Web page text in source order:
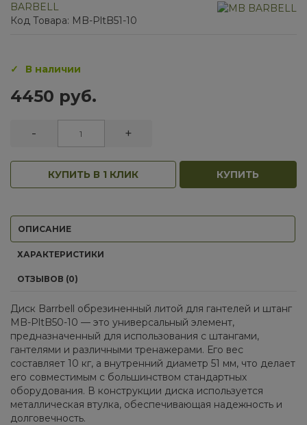
BARBELL
Код Товара: MB-PltB51-10
В наличии
4450 руб.
- +
КУПИТЬ В 1 КЛИК КУПИТЬ
ОПИСАНИЕ
ХАРАКТЕРИСТИКИ
ОТЗЫВОВ (0)
Диск Barrbell обрезиненный литой для гантелей и штанг
MB-PltB50-10 — это универсальный элемент,
предназначенный для использования с штангами,
гантелями и различными тренажерами. Его вес
составляет 10 кг, а внутренний диаметр 51 мм, что делает
его совместимым с большинством стандартных
оборудования. В конструкции диска используется
металлическая втулка, обеспечивающая надежность и
долговечность.